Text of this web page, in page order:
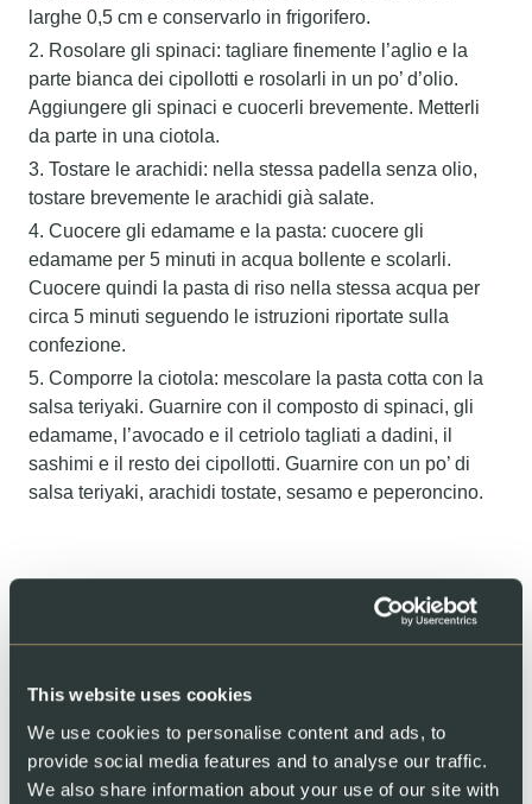
This website uses cookies
We use cookies to personalise content and ads, to
provide social media features and to analyse our traffic.
We also share information about your use of our site with
larghe 0,5 cm e conservarlo in frigorifero.
Rosolare gli spinaci: tagliare finemente l’aglio e la
parte bianca dei cipollotti e rosolarli in un po’ d’olio.
Aggiungere gli spinaci e cuocerli brevemente. Metterli
da parte in una ciotola.
Tostare le arachidi: nella stessa padella senza olio,
tostare brevemente le arachidi già salate.
Cuocere gli edamame e la pasta: cuocere gli
edamame per 5 minuti in acqua bollente e scolarli.
Cuocere quindi la pasta di riso nella stessa acqua per
circa 5 minuti seguendo le istruzioni riportate sulla
confezione.
Comporre la ciotola: mescolare la pasta cotta con la
salsa teriyaki. Guarnire con il composto di spinaci, gli
edamame, l’avocado e il cetriolo tagliati a dadini, il
sashimi e il resto dei cipollotti. Guarnire con un po’ di
salsa teriyaki, arachidi tostate, sesamo e peperoncino.
You might also like